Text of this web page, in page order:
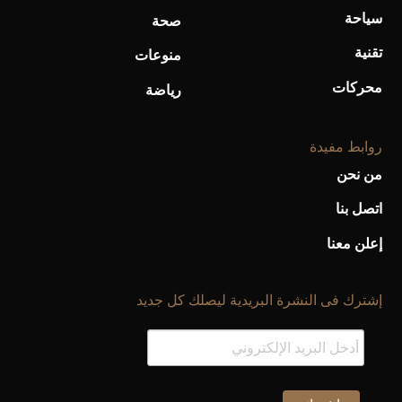
سياحة
تقنية
محركات
صحة
منوعات
رياضة
روابط مفيدة
من نحن
اتصل بنا
إعلن معنا
إشترك فى النشرة البريدية ليصلك كل جديد